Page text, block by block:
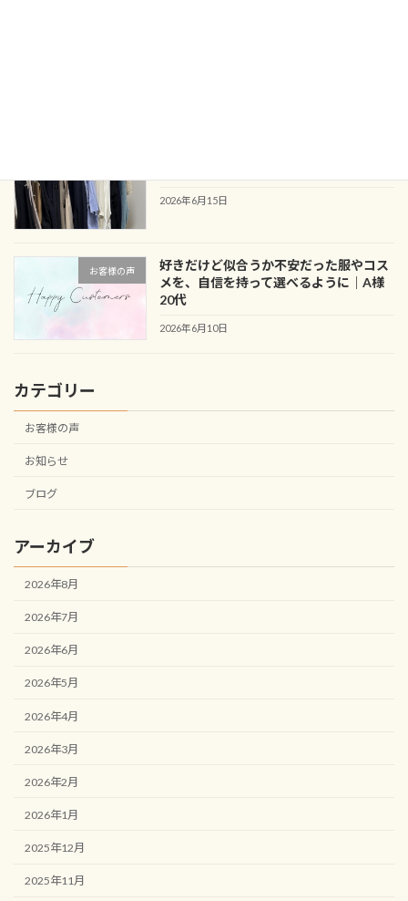
2026年6月15日
お客様の声
好きだけど似合うか不安だった服やコス
メを、自信を持って選べるように｜A様
20代
2026年6月10日
カテゴリー
お客様の声
お知らせ
ブログ
アーカイブ
2026年8月
2026年7月
2026年6月
2026年5月
2026年4月
2026年3月
2026年2月
2026年1月
2025年12月
2025年11月